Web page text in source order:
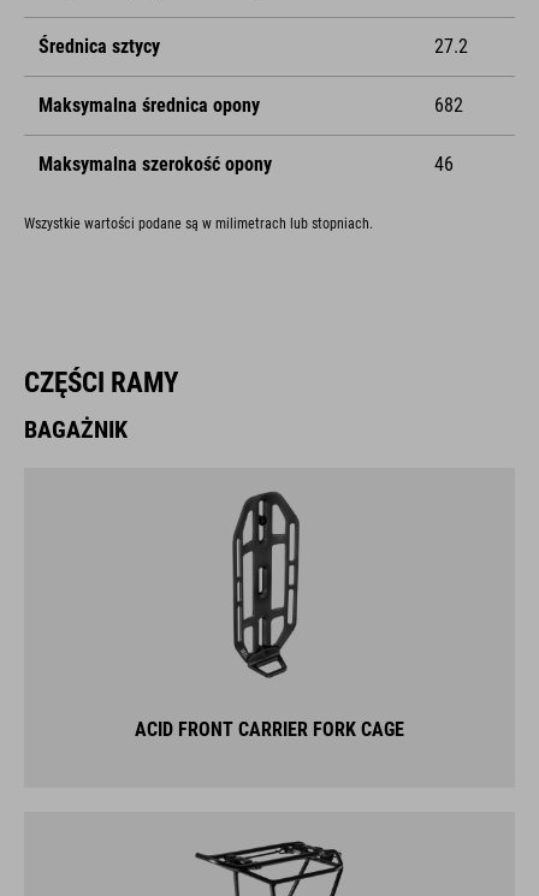
Średnica sztycy 27.2
Maksymalna średnica opony 682
Maksymalna szerokość opony 46
Wszystkie wartości podane są w milimetrach lub stopniach.
CZĘŚCI RAMY
BAGAŻNIK
ACID FRONT CARRIER FORK CAGE